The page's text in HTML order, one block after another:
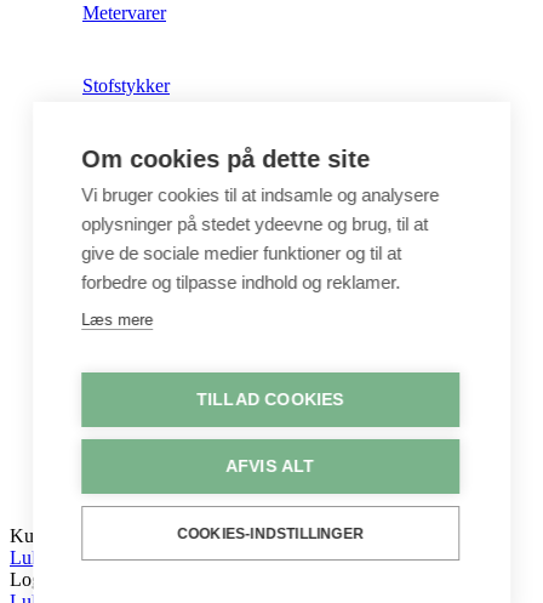
Metervarer
Stofstykker
Puder
Unika
Hobby
Kurv
Luk
Log ind
Om cookies på dette site
Vi bruger cookies til at indsamle og analysere
oplysninger på stedet ydeevne og brug, til at
give de sociale medier funktioner og til at
forbedre og tilpasse indhold og reklamer.
Læs mere
TILLAD COOKIES
AFVIS ALT
COOKIES-INDSTILLINGER